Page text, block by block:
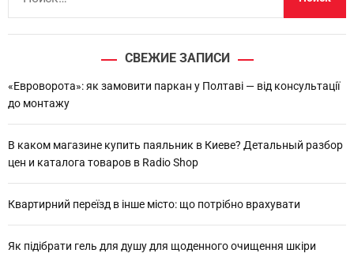
:
СВЕЖИЕ ЗАПИСИ
«Евроворота»: як замовити паркан у Полтаві — від консультації
до монтажу
В каком магазине купить паяльник в Киеве? Детальный разбор
цен и каталога товаров в Radio Shop
Квартирний переїзд в інше місто: що потрібно врахувати
Як підібрати гель для душу для щоденного очищення шкіри